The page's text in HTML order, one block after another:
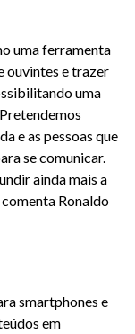
uma ferramenta
ouvintes e trazer
uma
e as pessoas que
se comunicar.
ainda mais a
comenta Ronaldo
smartphones e
em